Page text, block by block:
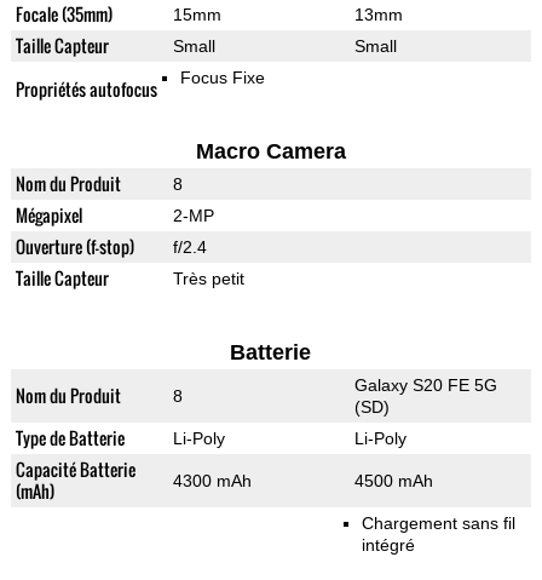
Focale (35mm) 15mm 13mm
Taille Capteur Small Small
Propriétés autofocus Focus Fixe
Macro Camera
Nom du Produit 8
Mégapixel 2-MP
Ouverture (f-stop) f/2.4
Taille Capteur Très petit
Batterie
Nom du Produit 8
Galaxy S20 FE 5G
(SD)
Type de Batterie Li-Poly Li-Poly
Capacité Batterie
(mAh)
4300 mAh 4500 mAh
Chargement sans fil
intégré